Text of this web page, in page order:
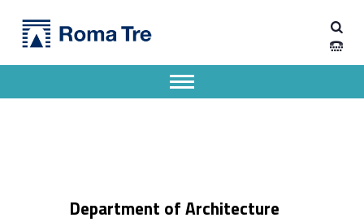
Canale: Dipartimento di Studi Umanistici - Avvisi del Docente - Dipartimento di Architettura
Department of Architecture
Apri il menu secondario
Header info sidebar